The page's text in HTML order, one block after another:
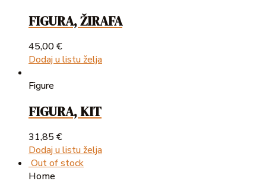
FIGURA, ŽIRAFA
45,00€
Dodaj u listu želja
Figure
FIGURA, KIT
31,85€
Dodaj u listu želja
Out of stock
Home